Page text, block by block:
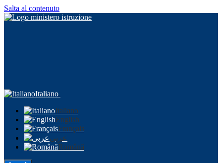
Salta al contenuto
Italiano
Italiano
English
Français
عربى
Română